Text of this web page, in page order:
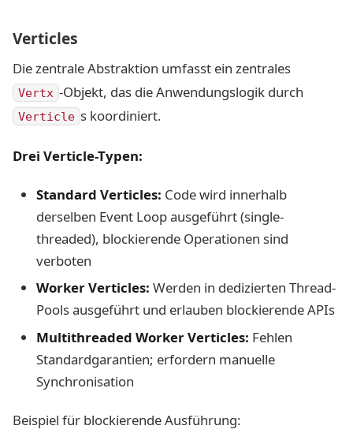
Verticles
Die zentrale Abstraktion umfasst ein zentrales
Vertx -Objekt, das die Anwendungslogik durch
Verticle s koordiniert.
Drei Verticle-Typen:
Standard Verticles: Code wird innerhalb
derselben Event Loop ausgeführt (single-
threaded), blockierende Operationen sind
verboten
Worker Verticles: Werden in dedizierten Thread-
Pools ausgeführt und erlauben blockierende APIs
Multithreaded Worker Verticles: Fehlen
Standardgarantien; erfordern manuelle
Synchronisation
Beispiel für blockierende Ausführung: